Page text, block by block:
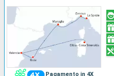
Pagamento in 4X